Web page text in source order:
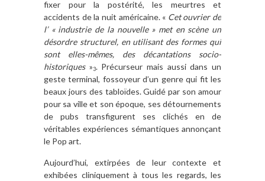
fixer pour la postérité, les meurtres et
accidents de la nuit américaine. « Cet ouvrier de
l’ « industrie de la nouvelle » met en scène un
désordre structurel, en utilisant des formes qui
sont elles-mêmes, des décantations socio-
historiques »3. Précurseur mais aussi dans un
geste terminal, fossoyeur d’un genre qui fit les
beaux jours des tabloïdes. Guidé par son amour
pour sa ville et son époque, ses détournements
de pubs transfigurent ses clichés en de
véritables expériences sémantiques annonçant
le Pop art.
Aujourd’hui, extirpées de leur contexte et
exhibées cliniquement à tous les regards, les